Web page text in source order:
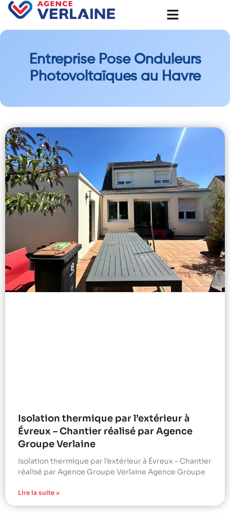
Entreprise Pose Onduleurs
Photovoltaïques au Havre
Isolation thermique par l’extérieur à
Évreux – Chantier réalisé par Agence
Groupe Verlaine
Isolation thermique par l’extérieur à Évreux – Chantier
réalisé par Agence Groupe Verlaine Agence Groupe
Lire la suite »